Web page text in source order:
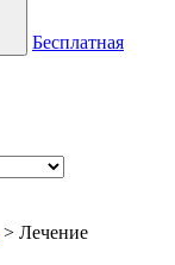
Бесплатная
> Лечение